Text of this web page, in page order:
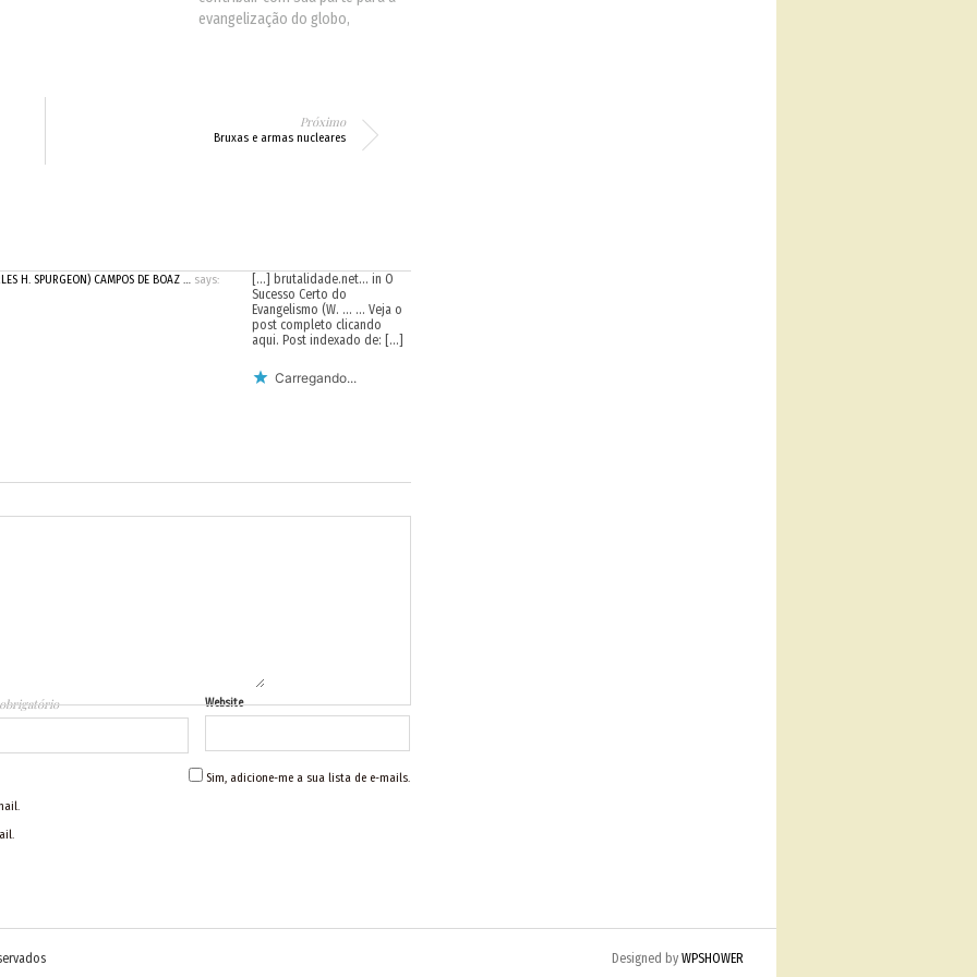
evangelização do globo,
tentando muito? A grande parte
Próximo
Bruxas e armas nucleares
H. SPURGEON) CAMPOS DE BOAZ …says:
[…] brutalidade.net… in O
Sucesso Certo do
Evangelismo (W. … … Veja o
post completo clicando
aqui. Post indexado de: […]
Carregando...
Website
Sim, adicione-me a sua lista de e-mails.
Designed by WPSHOWER